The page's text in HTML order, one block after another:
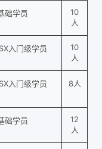
础学员
10
人
入门级学员
10
人
入门级学员 8人
础学员
12
人